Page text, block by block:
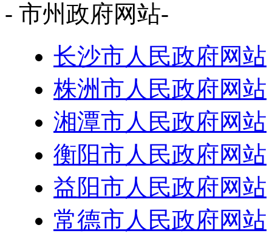
- 市州政府网站-
长沙市人民政府网站
株洲市人民政府网站
湘潭市人民政府网站
衡阳市人民政府网站
益阳市人民政府网站
常德市人民政府网站